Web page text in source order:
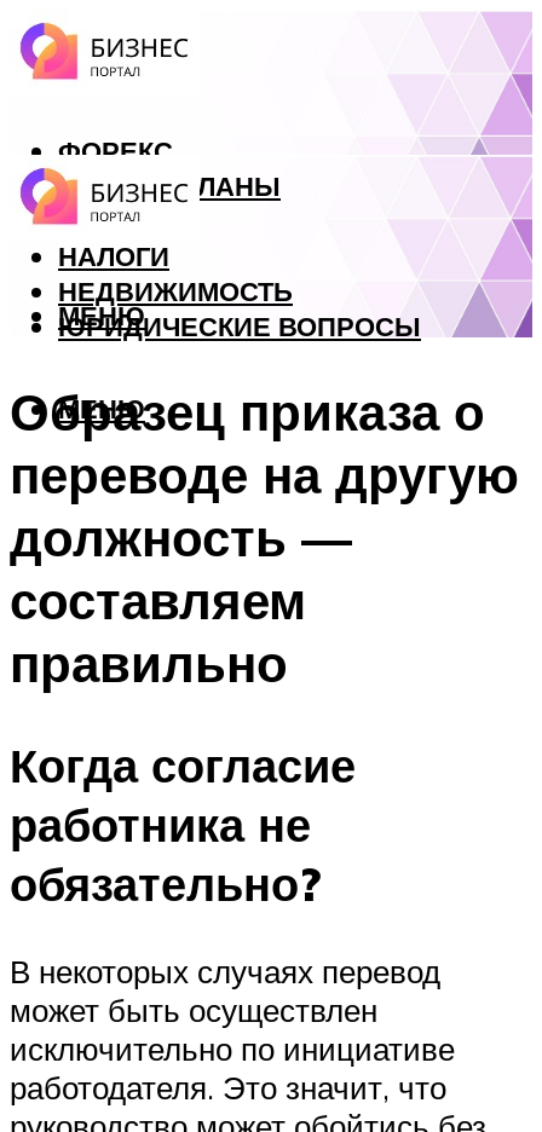
ФОРЕКС
БИЗНЕС ПЛАНЫ
КРЕДИТЫ
НАЛОГИ
НЕДВИЖИМОСТЬ
ЮРИДИЧЕСКИЕ ВОПРОСЫ
МЕНЮ
МЕНЮ
Образец приказа о
переводе на другую
должность —
составляем
правильно
Когда согласие
работника не
обязательно?
В некоторых случаях перевод
может быть осуществлен
исключительно по инициативе
работодателя. Это значит, что